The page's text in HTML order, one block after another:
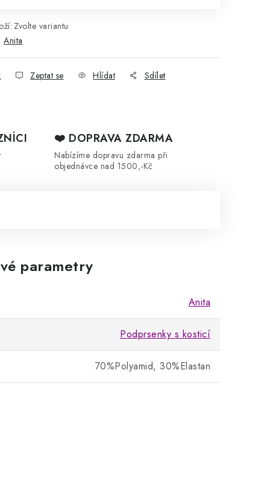
Zvolte variantu
Anita
Zeptat se Hlídat Sdílet
❤️ DOPRAVA ZDARMA
Nabízíme dopravu zdarma při
objednávce nad 1500,-Kč
parametry
Anita
Podprsenky s kosticí
70%Polyamid, 30%Elastan